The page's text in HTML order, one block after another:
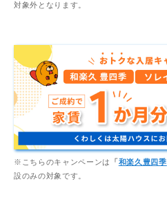
対象外となります。
※こちらのキャンペーンは 「 和楽久豊四季
設のみの対象です。